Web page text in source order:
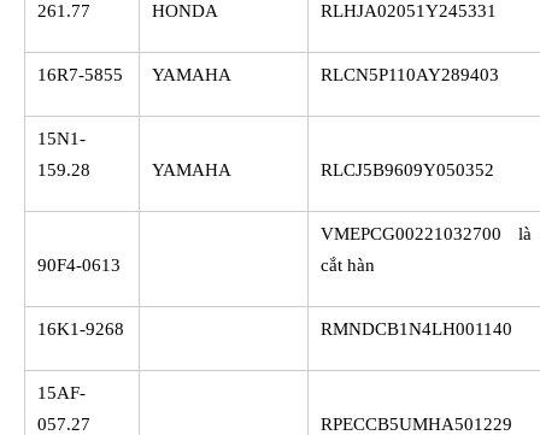
261.77
HONDA RLHJA02051Y245331
16R7-5855 YAMAHA RLCN5P110AY289403
15N1-
159.28
YAMAHA RLCJ5B9609Y050352
90F4-0613
VMEPCG00221032700
cắt hàn
16K1-9268 RMNDCB1N4LH001140
15AF-
057.27
RPECCB5UMHA501229